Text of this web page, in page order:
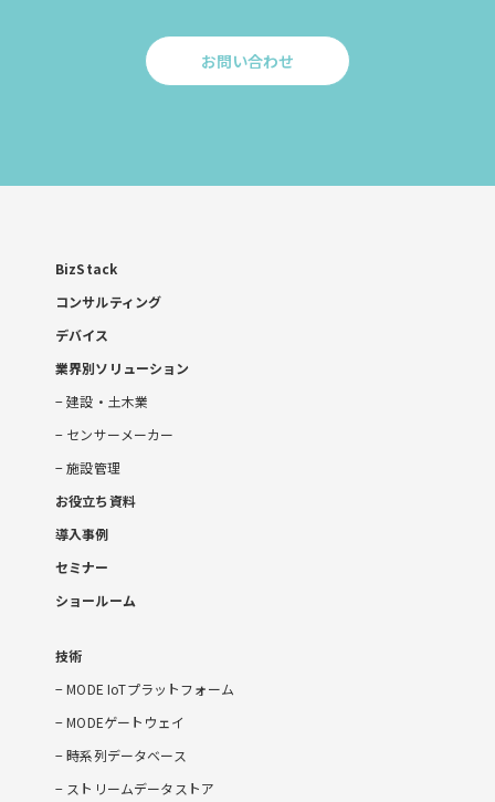
お問い合わせ
Click
合
BizStack
コンサルティング
デバイス
業界別ソリューション
建設・土木業
センサーメーカー
施設管理
お役立ち資料
導入事例
セミナー
ショールーム
技術
MODE IoTプラットフォーム
MODEゲートウェイ
時系列データベース
ストリームデータストア